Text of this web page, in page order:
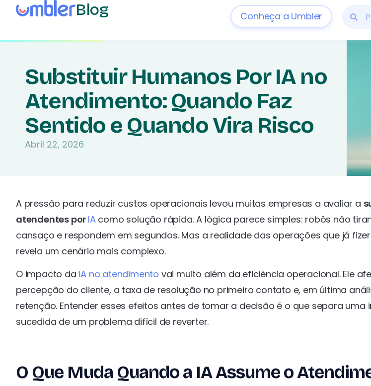
Blog Conheça a Umbler
Substituir Humanos Por IA no
Atendimento: Quando Faz
Sentido e Quando Vira Risco
Abril 22, 2026
A pressão para reduzir custos operacionais levou muitas empresas a avaliar a
atendentes por IAcomo solução rápida. A lógica parece simples: robôs não
cansaço e respondem em segundos. Mas a realidade das operações que já
revela um cenário mais complexo.
O impacto da IA no atendimento vai muito além da eficiência operacional. Ele
percepção do cliente, a taxa de resolução no primeiro contato e, em última
retenção. Entender esses efeitos antes de tomar a decisão é o que separa
sucedida de um problema difícil de reverter.
O Que Muda Quando a IA Assume o